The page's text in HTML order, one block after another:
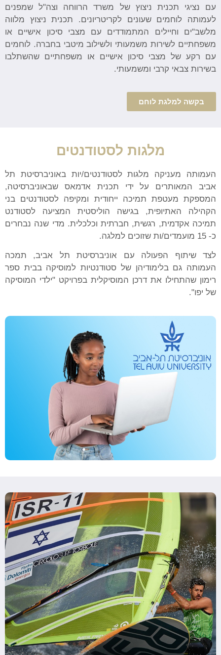
עם נציגי תכנית ניצוץ של משרד הרווחה וצה"ל שמפנים
לעמותה לוחמים שעונים לקריטריונים. תכנית ניצוץ מלווה
מלשב"ים וחיילים המתמודדים עם מצבי סיכון אישיים או
משפחתיים לשירות משמעותי ולשילוב מיטבי בחברה. לוחמים
עם רקע של מצבי סיכון אישיים או משפחתיים שהשתלבו
בשירות צבאי קרבי ומשמעותי.
בקשה למלגת לוחם
מלגות לסטודנטים
העמותה מעניקה מלגות לסטודנטים/יות באוניברסיטת תל
אביב המאותרים על ידי תכנית אדמאס שבאוניברסיטה,
המספקת מעטפת תמיכה ייחודית ומקיפה לסטודנטים בני
הקהילה האתיופית, בגישה הוליסטית המציעה לסטודנט
תמיכה אקדמית, רגשית, חברתית וכלכלית. מדי שנה נבחרים
כ- 15 מועמדים/ות שזוכים למלגה.
לצד שיתוף הפעולה עם אוניברסיטת תל אביב, תמכה
העמותה גם בלימודיהן של סטודנטיות למוסיקה בבית ספר
רימון שהתחילו את דרכן המוסיקלית בפרויקט "ילדי המוסיקה
של יפו".